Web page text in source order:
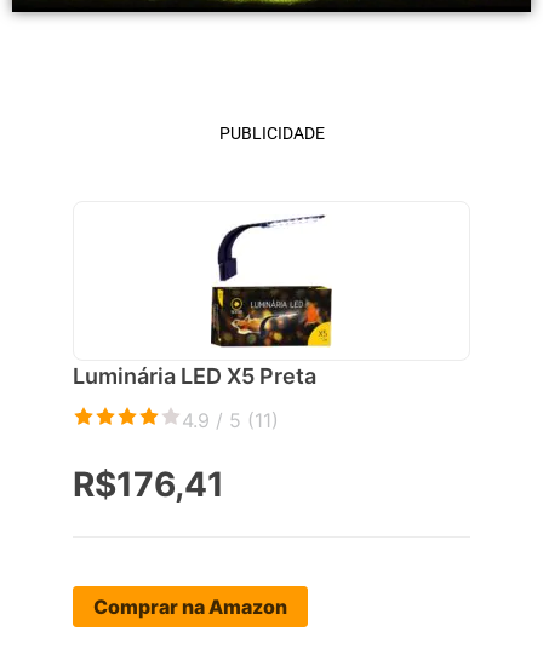
PUBLICIDADE
Luminária LED X5 Preta
4.9 / 5 (11)
R$176,41
Comprar na Amazon